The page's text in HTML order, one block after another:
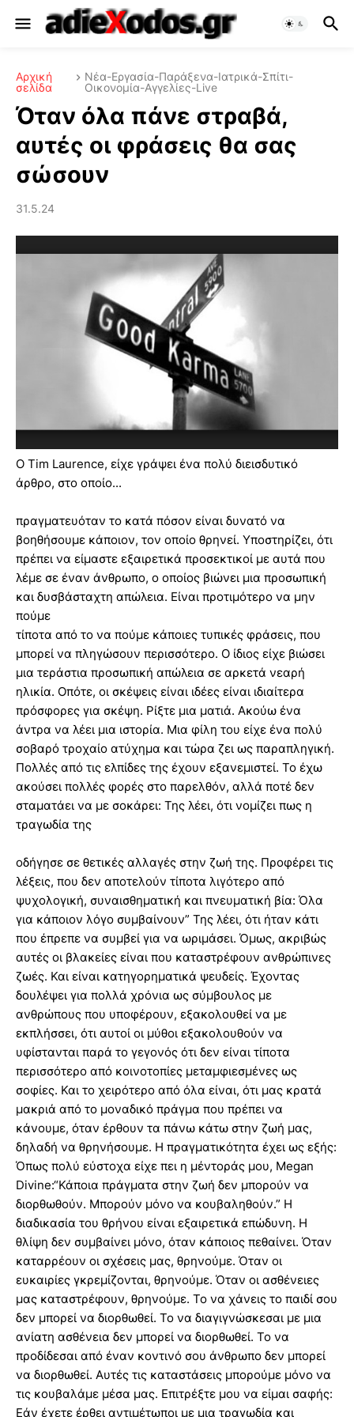
Αρχική
σελίδα
Νέα-Εργασία-Παράξενα-Ιατρικά-Σπίτι-
Οικονομία-Αγγελίες-Live
Όταν όλα πάνε στραβά,
αυτές οι φράσεις θα σας
σώσουν
31.5.24
Ο Tim Laurence, είχε γράψει ένα πολύ διεισδυτικό
άρθρο, στο οποίο...
πραγματευόταν το κατά πόσον είναι δυνατό να
βοηθήσουμε κάποιον, τον οποίο θρηνεί. Υποστηρίζει, ότι
πρέπει να είμαστε εξαιρετικά προσεκτικοί με αυτά που
λέμε σε έναν άνθρωπο, ο οποίος βιώνει μια προσωπική
και δυσβάσταχτη απώλεια. Είναι προτιμότερο να μην
πούμε
τίποτα από το να πούμε κάποιες τυπικές φράσεις, που
μπορεί να πληγώσουν περισσότερο. Ο ίδιος είχε βιώσει
μια τεράστια προσωπική απώλεια σε αρκετά νεαρή
ηλικία. Οπότε, οι σκέψεις είναι ιδέες είναι ιδιαίτερα
πρόσφορες για σκέψη. Ρίξτε μια ματιά. Ακούω ένα
άντρα να λέει μια ιστορία. Μια φίλη του είχε ένα πολύ
σοβαρό τροχαίο ατύχημα και τώρα ζει ως παραπληγική.
Πολλές από τις ελπίδες της έχουν εξανεμιστεί. Το έχω
ακούσει πολλές φορές στο παρελθόν, αλλά ποτέ δεν
σταματάει να με σοκάρει: Της λέει, ότι νομίζει πως η
τραγωδία της
οδήγησε σε θετικές αλλαγές στην ζωή της. Προφέρει τις
λέξεις, που δεν αποτελούν τίποτα λιγότερο από
ψυχολογική, συναισθηματική και πνευματική βία: Όλα
για κάποιον λόγο συμβαίνουν” Της λέει, ότι ήταν κάτι
που έπρεπε να συμβεί για να ωριμάσει. Όμως, ακριβώς
αυτές οι βλακείες είναι που καταστρέφουν ανθρώπινες
ζωές. Και είναι κατηγορηματικά ψευδείς. Έχοντας
δουλέψει για πολλά χρόνια ως σύμβουλος με
ανθρώπους που υποφέρουν, εξακολουθεί να με
εκπλήσσει, ότι αυτοί οι μύθοι εξακολουθούν να
υφίστανται παρά το γεγονός ότι δεν είναι τίποτα
περισσότερο από κοινοτοπίες μεταμφιεσμένες ως
σοφίες. Και το χειρότερο από όλα είναι, ότι μας κρατά
μακριά από το μοναδικό πράγμα που πρέπει να
κάνουμε, όταν έρθουν τα πάνω κάτω στην ζωή μας,
δηλαδή να θρηνήσουμε. Η πραγματικότητα έχει ως εξής:
Όπως πολύ εύστοχα είχε πει η μέντοράς μου, Megan
Divine:“Κάποια πράγματα στην ζωή δεν μπορούν να
διορθωθούν. Μπορούν μόνο να κουβαληθούν.” Η
διαδικασία του θρήνου είναι εξαιρετικά επώδυνη. Η
θλίψη δεν συμβαίνει μόνο, όταν κάποιος πεθαίνει. Όταν
καταρρέουν οι σχέσεις μας, θρηνούμε. Όταν οι
ευκαιρίες γκρεμίζονται, θρηνούμε. Όταν οι ασθένειες
μας καταστρέφουν, θρηνούμε. Το να χάνεις το παιδί σου
δεν μπορεί να διορθωθεί. Το να διαγιγνώσκεσαι με μια
ανίατη ασθένεια δεν μπορεί να διορθωθεί. Το να
προδίδεσαι από έναν κοντινό σου άνθρωπο δεν μπορεί
να διορθωθεί. Αυτές τις καταστάσεις μπορούμε μόνο να
τις κουβαλάμε μέσα μας. Επιτρέξτε μου να είμαι σαφής:
Εάν έχετε έρθει αντιμέτωποι με μια τραγωδία και